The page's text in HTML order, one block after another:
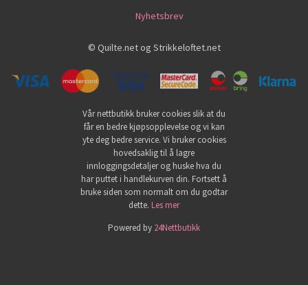
Nyhetsbrev
© Quilte.net og Strikkeloftet.net
Vår nettbutikk bruker cookies slik at du
får en bedre kjøpsopplevelse og vi kan
yte deg bedre service. Vi bruker cookies
hovedsaklig til å lagre
innloggingsdetaljer og huske hva du
har puttet i handlekurven din. Fortsett å
bruke siden som normalt om du godtar
dette. Les mer
Powered by 24Nettbutikk